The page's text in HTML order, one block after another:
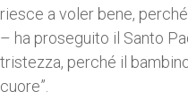
riesce a voler bene,
– ha proseguito il Santo
tristezza, perché il
cuore”.